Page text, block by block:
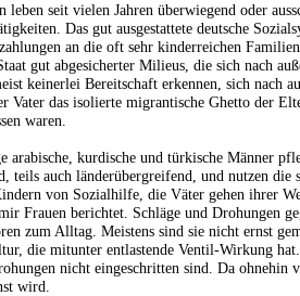
leben seit vielen Jahren überwiegend oder
Das gut ausgestattete deutsche
an die oft sehr kinderreichen
gut abgesicherter Milieus, die sich nach
keinerlei Bereitschaft erkennen, sich nach
Vater das isolierte migrantische Ghetto der
waren.
arabische, kurdische und türkische Männer
teils auch länderübergreifend, und nutzen
von Sozialhilfe, die Väter gehen ihrer
Frauen berichtet. Schläge und Drohungen
zum Alltag. Meistens sind sie nicht ernst
die mitunter entlastende Ventil-Wirkung
nicht eingeschritten sind. Da ohnehin
wird.